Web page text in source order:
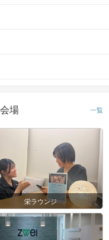
場 一覧
栄ラウンジ